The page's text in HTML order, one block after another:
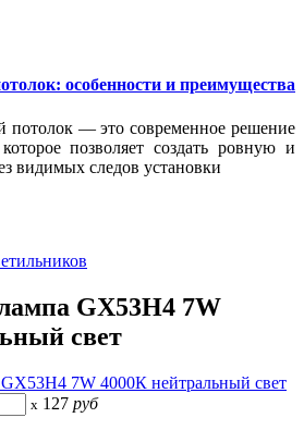
особенности и преимущества
потолок — это современное решение
позволяет создать ровную и
видимых следов установки
GX53H4 7W
свет
x 127 руб